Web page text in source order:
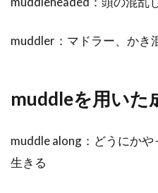
muddler：マドラー、かき
muddleを用いた
muddle along：どうにか
生きる